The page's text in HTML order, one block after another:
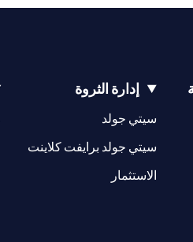
إدارة الثروة
سيتي جولد
سيتي جولد برايفت كلاينت
الاستثمار